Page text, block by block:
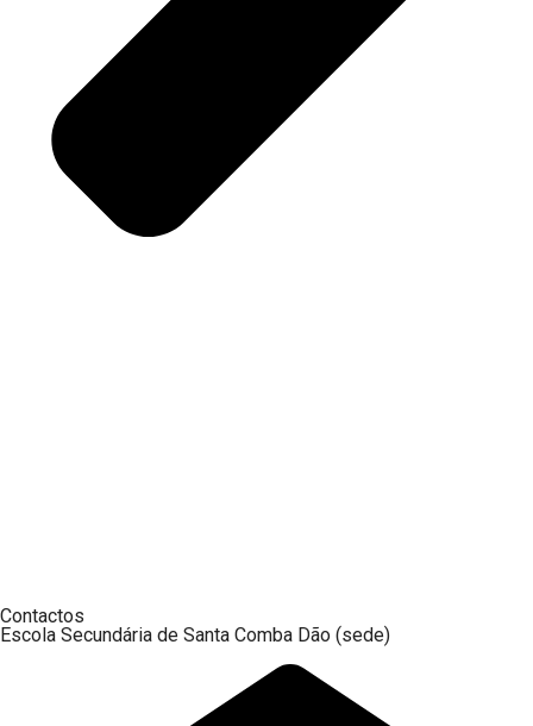
Contactos
Escola Secundária de Santa Comba Dão (sede)